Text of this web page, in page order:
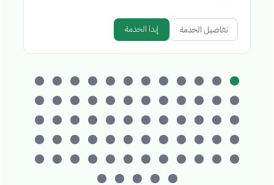
تفاصيل الخدمة إبدا الخدمة